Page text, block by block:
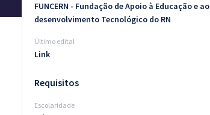
FUNCERN - Fundação de Apoio à Educação e ao
desenvolvimento Tecnológico do RN
Último edital
Link
Requisitos
Escolaridade